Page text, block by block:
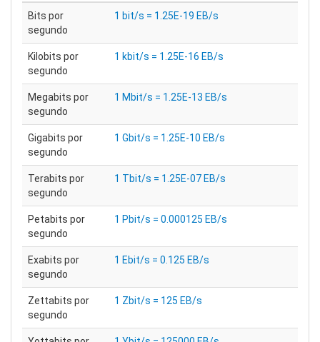
Bits por
segundo
1 bit/s = 1.25E-19 EB/s
Kilobits por
segundo
1 kbit/s = 1.25E-16 EB/s
Megabits por
segundo
1 Mbit/s = 1.25E-13 EB/s
Gigabits por
segundo
1 Gbit/s = 1.25E-10 EB/s
Terabits por
segundo
1 Tbit/s = 1.25E-07 EB/s
Petabits por
segundo
1 Pbit/s = 0.000125 EB/s
Exabits por
segundo
1 Ebit/s = 0.125 EB/s
Zettabits por
segundo
1 Zbit/s = 125 EB/s